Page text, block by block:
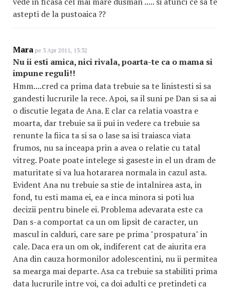
astepti de la pustoaica ??
Mara pe 3 Apr 2011, 13:32
Nu ii esti amica, nici rivala, poarta-te ca o mama si
impune reguli!!
Hmm....cred ca prima data trebuie sa te linistesti si sa
gandesti lucrurile la rece. Apoi, sa il suni pe Dan si sa ai
o discutie legata de Ana. E clar ca relatia voastra e
moarta, dar trebuie sa ii pui in vedere ca trebuie sa
renunte la fiica ta si sa o lase sa isi traiasca viata
frumos, nu sa inceapa prin a avea o relatie cu tatal
vitreg. Poate poate intelege si gaseste in el un dram de
maturitate si va lua hotararea normala in cazul asta.
Evident Ana nu trebuie sa stie de intalnirea asta, in
fond, tu esti mama ei, ea e inca minora si poti lua
decizii pentru binele ei. Problema adevarata este ca
Dan s-a comportat ca un om lipsit de caracter, un
mascul in calduri, care sare pe prima "prospatura" in
cale. Daca era un om ok, indiferent cat de aiurita era
Ana din cauza hormonilor adolescentini, nu ii permitea
sa mearga mai departe. Asa ca trebuie sa stabiliti prima
data lucrurile intre voi, ca doi adulti ce pretindeti ca